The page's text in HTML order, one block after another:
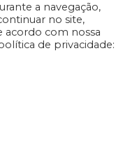
a navegação,
no site,
acordo com nossa
de privacidade: